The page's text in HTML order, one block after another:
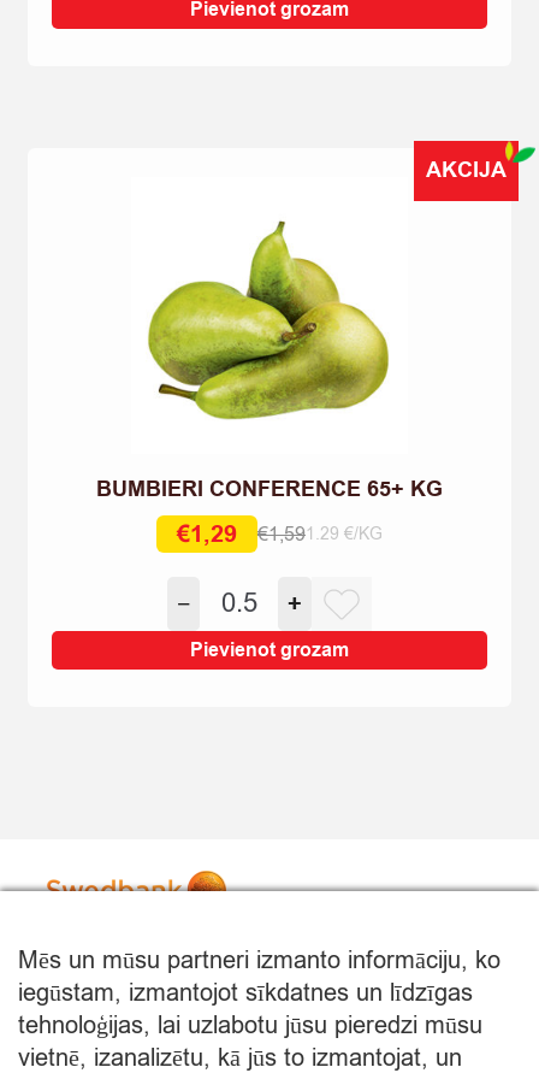
quantity
Pievienot grozam
BUMBIERI CONFERENCE 65+ KG
AKCIJA
€1,59
Original
was:
€1,59.
€1,29
Current
€1,29.
1.29 €/KG
−
BUMBIERI
CONFERENCE
65+
KG
+
Pievienot grozam
Mēs un mūsu partneri izmanto informāciju, ko
iegūstam, izmantojot sīkdatnes un līdzīgas
tehnoloģijas, lai uzlabotu jūsu pieredzi mūsu
vietnē, izanalizētu, kā jūs to izmantojat, un